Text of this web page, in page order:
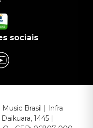
sociais
Brasil | Infra
1445 |